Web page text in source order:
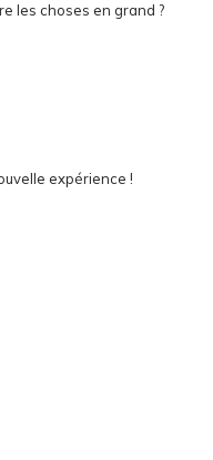
les choses en grand ?
expérience !